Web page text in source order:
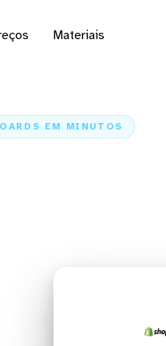
Materiais
EM MINUTOS